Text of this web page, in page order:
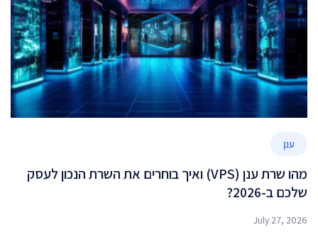
ענן
מהו שרת ענן (VPS) ואיך בוחרים את השרת הנכון לעסק
שלכם ב-2026?
July 27, 2026